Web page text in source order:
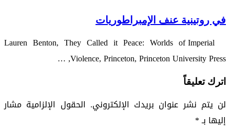
في روتينية عنف الإمبراطوريات
Lauren Benton, They Called it Peace: Worlds of Imperial
Violence, Princeton, Princeton University Press, …
اترك تعليقاً
لن يتم نشر عنوان بريدك الإلكتروني. الحقول الإلزامية مشار
إليها بـ*